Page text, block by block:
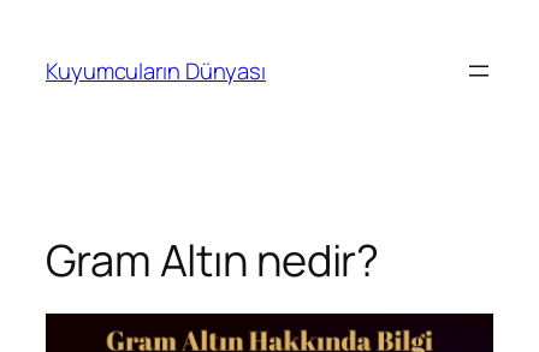
Kuyumcuların Dünyası
Gram Altın nedir?